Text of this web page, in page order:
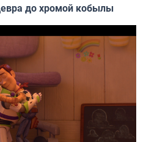
до хромой кобылы